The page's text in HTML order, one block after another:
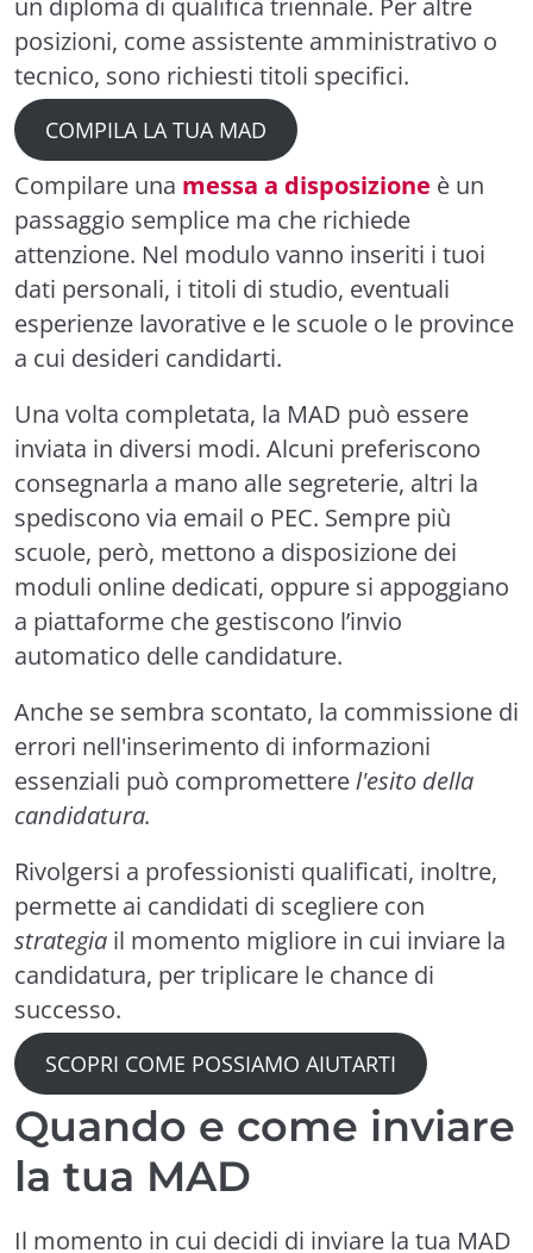
posizioni, come assistente amministrativo o
tecnico, sono richiesti titoli specifici.
COMPILA LA TUA MAD
Compilare una messa a disposizione è un
passaggio semplice ma che richiede
attenzione. Nel modulo vanno inseriti i tuoi
dati personali, i titoli di studio, eventuali
esperienze lavorative e le scuole o le province
a cui desideri candidarti.
Una volta completata, la MAD può essere
inviata in diversi modi. Alcuni preferiscono
consegnarla a mano alle segreterie, altri la
spediscono via email o PEC. Sempre più
scuole, però, mettono a disposizione dei
moduli online dedicati, oppure si appoggiano
a piattaforme che gestiscono l’invio
automatico delle candidature.
Anche se sembra scontato, la commissione di
errori nell'inserimento di informazioni
essenziali può comprometterel'esito della
candidatura.
Rivolgersi a professionisti qualificati, inoltre,
permette ai candidati di scegliere con
strategia il momento migliore in cui inviare la
candidatura, per triplicare le chance di
successo.
SCOPRI COME POSSIAMO AIUTARTI
Quando e come inviare
la tua MAD
Il momento in cui decidi di inviare la tua MAD